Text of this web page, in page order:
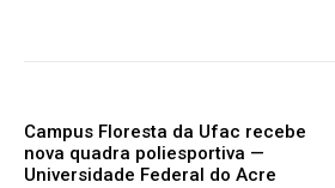
Campus Floresta da Ufac recebe
nova quadra poliesportiva —
Universidade Federal do Acre